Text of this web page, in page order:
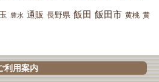
豊水 通販 長野県 飯田 飯田市 黄桃 黄
利用案内